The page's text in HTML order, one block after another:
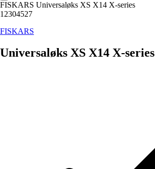
FISKARS Universaløks XS X14 X-series
12304527
FISKARS
Universaløks XS X14 X-series